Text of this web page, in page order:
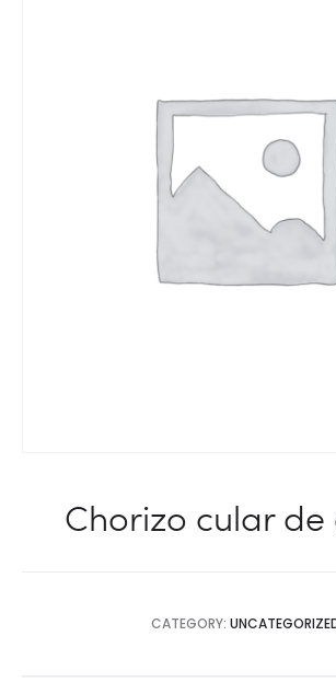
Chorizo cular
CATEGORY: